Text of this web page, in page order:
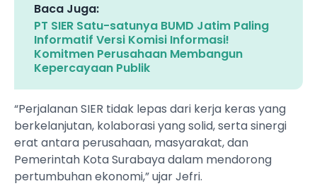
Baca Juga:
PT SIER Satu-satunya BUMD Jatim Paling
Informatif Versi Komisi Informasi!
Komitmen Perusahaan Membangun
Kepercayaan Publik
“Perjalanan SIER tidak lepas dari kerja keras yang
berkelanjutan, kolaborasi yang solid, serta sinergi
erat antara perusahaan, masyarakat, dan
Pemerintah Kota Surabaya dalam mendorong
pertumbuhan ekonomi,” ujar Jefri.